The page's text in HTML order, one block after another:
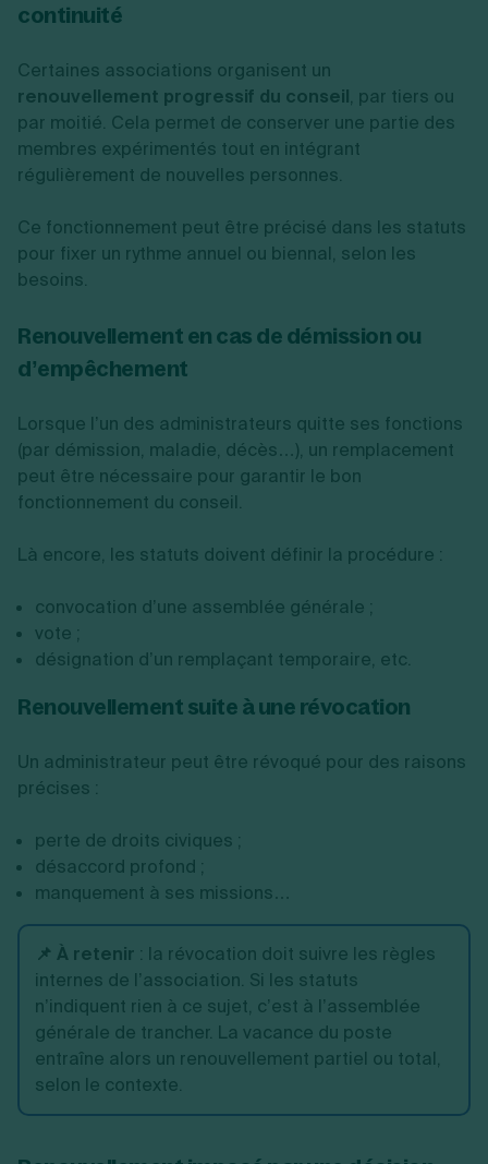
continuité
Certaines associations organisent un
renouvellement progressif du conseil, par tiers ou
par moitié. Cela permet de conserver une partie des
membres expérimentés tout en intégrant
régulièrement de nouvelles personnes.
Ce fonctionnement peut être précisé dans les statuts
pour fixer un rythme annuel ou biennal, selon les
besoins.
Renouvellement en cas de démission ou
d’empêchement
Lorsque l’un des administrateurs quitte ses fonctions
(par démission, maladie, décès…), un remplacement
peut être nécessaire pour garantir le bon
fonctionnement du conseil.
Là encore, les statuts doivent définir la procédure :
convocation d’une assemblée générale ;
vote ;
désignation d’un remplaçant temporaire, etc.
Renouvellement suite à une révocation
Un administrateur peut être révoqué pour des raisons
précises :
perte de droits civiques ;
désaccord profond ;
manquement à ses missions…
📌 À retenir : la révocation doit suivre les règles
internes de l’association. Si les statuts
n’indiquent rien à ce sujet, c’est à l’assemblée
générale de trancher. La vacance du poste
entraîne alors un renouvellement partiel ou total,
selon le contexte.